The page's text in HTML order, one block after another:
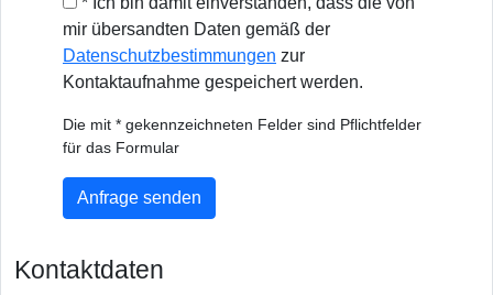
mir übersandten Daten gemäß der
Datenschutzbestimmungen zur
Kontaktaufnahme gespeichert werden.
Die mit * gekennzeichneten Felder sind Pflichtfelder
für das Formular
Anfrage senden
Kontaktdaten